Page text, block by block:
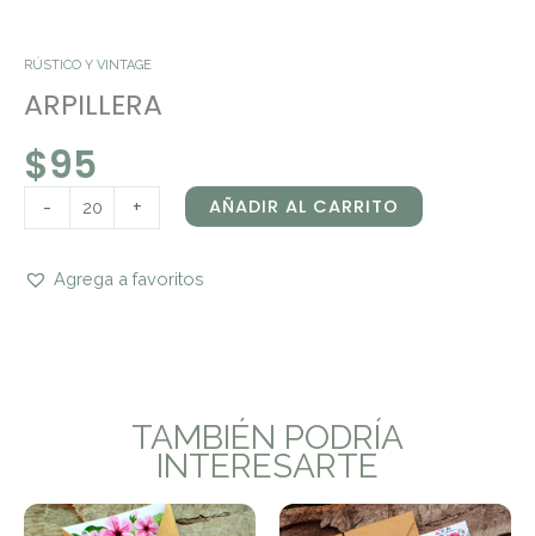
RÚSTICO Y VINTAGE
ARPILLERA
$95
- + AÑADIR AL CARRITO
Agrega a favoritos
TAMBIÉN PODRÍA
INTERESARTE